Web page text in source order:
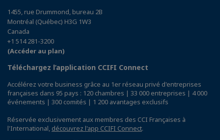
1455, rue Drummond, bureau 2B
Montréal (Québec) H3G 1W3
Canada
+1 514 281-3200
(Accéder au plan)
Téléchargez l’application CCIFI Connect
Accélérez votre business grâce au 1er réseau privé d'entreprises
françaises dans 95 pays : 120 chambres | 33 000 entreprises | 4 000
événements | 300 comités | 1 200 avantages exclusifs
Réservée exclusivement aux membres des CCI Françaises à
l'International, découvrez l'app CCIFI Connect.